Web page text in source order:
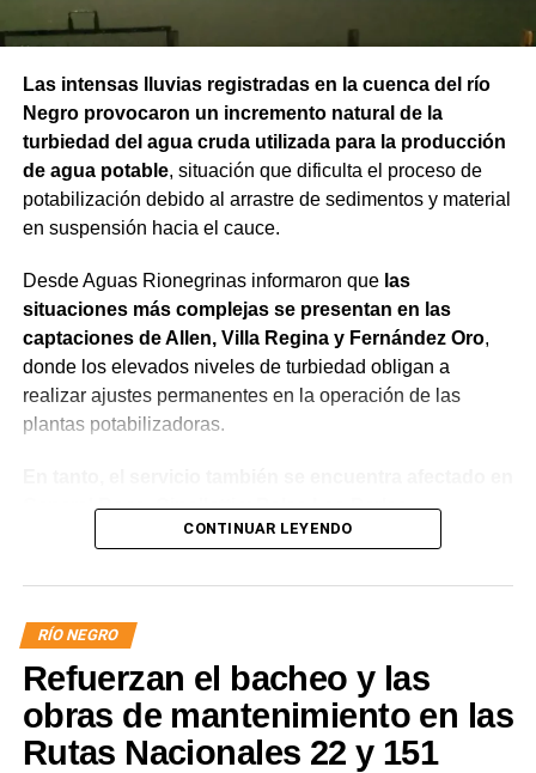
Las intensas lluvias registradas en la cuenca del río
Negro provocaron un incremento natural de la
turbiedad del agua cruda utilizada para la producción
de agua potable, situación que dificulta el proceso de
potabilización debido al arrastre de sedimentos y material
en suspensión hacia el cauce.
Desde Aguas Rionegrinas informaron que las
situaciones más complejas se presentan en las
captaciones de Allen, Villa Regina y Fernández Oro,
donde los elevados niveles de turbiedad obligan a
realizar ajustes permanentes en la operación de las
plantas potabilizadoras.
General Roca, Cipolletti y Balsa Las Perlas,
localidades donde podrían registrarse bajas de
trabaja para sostener la producción de agua potable.
Por otra parte, en Gral. E. Godoy se registran valores de
turbiedad cercanos a 80 NTU, mientras que en
Chichinales rondan los 10 NTU. En ambos casos, las
plantas continúan funcionando con monitoreo
permanente.
CONTINUAR LEYENDO
RÍO NEGRO
Refuerzan el bacheo y las
obras de mantenimiento en las
Rutas Nacionales 22 y 151